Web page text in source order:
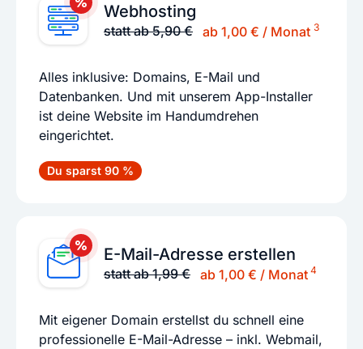
Webhosting
statt ab 5,90 € ab 1,00 € / Monat 3
Alles inklusive: Domains, E-Mail und
Datenbanken. Und mit unserem App-Installer
ist deine Website im Handumdrehen
eingerichtet.
Du sparst 90 %
E-Mail-Adresse erstellen
statt ab 1,99 € ab 1,00 € / Monat4
Mit eigener Domain erstellst du schnell eine
professionelle E-Mail-Adresse – inkl. Webmail,